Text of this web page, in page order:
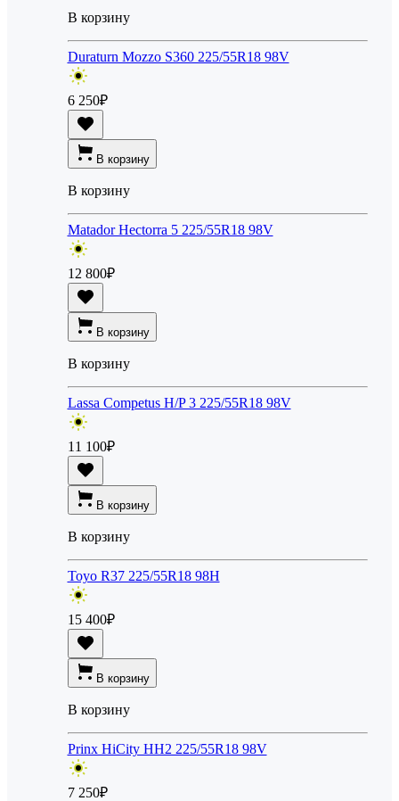
В корзину
Duraturn Mozzo S360 225/55R18 98V
6 250₽
В корзину
В корзину
Matador Hectorra 5 225/55R18 98V
12 800₽
В корзину
В корзину
Lassa Competus H/P 3 225/55R18 98V
11 100₽
В корзину
В корзину
Toyo R37 225/55R18 98H
15 400₽
В корзину
В корзину
Prinx HiCity HH2 225/55R18 98V
7 250₽